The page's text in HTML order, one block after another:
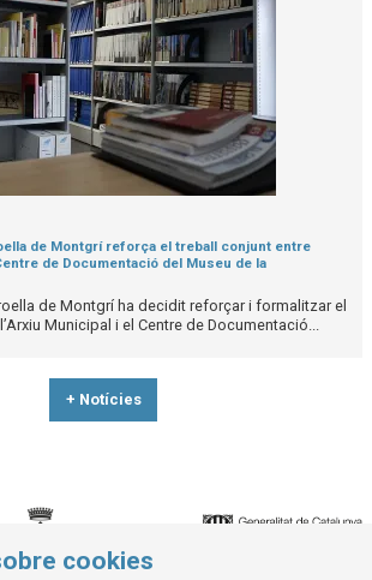
de Montgrí reforça el treball conjunt entre
de Documentació del Museu de la
de Montgrí ha decidit reforçar i formalitzar el
Municipal i el Centre de Documentació...
+ Notícies
cookies